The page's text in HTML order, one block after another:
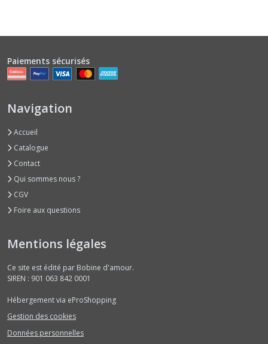
Paiements sécurisés
Navigation
Accueil
Catalogue
Contact
Qui sommes nous ?
CGV
Foire aux questions
Mentions légales
Ce site est édité par Bobine d'amour.
SIREN : 901 063 842 0001
Hébergement via eProShopping
Gestion des cookies
Données personnelles